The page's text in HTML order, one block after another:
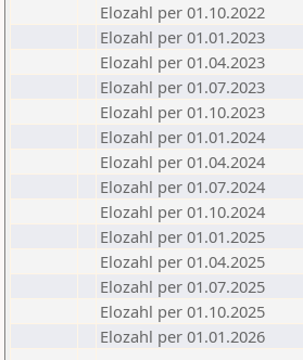
Elozahl per 01.10.2022
Elozahl per 01.01.2023
Elozahl per 01.04.2023
Elozahl per 01.07.2023
Elozahl per 01.10.2023
Elozahl per 01.01.2024
Elozahl per 01.04.2024
Elozahl per 01.07.2024
Elozahl per 01.10.2024
Elozahl per 01.01.2025
Elozahl per 01.04.2025
Elozahl per 01.07.2025
Elozahl per 01.10.2025
Elozahl per 01.01.2026